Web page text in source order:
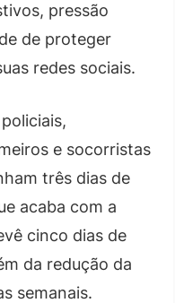
pressão
de proteger
redes sociais.
e socorristas
três dias de
acaba com a
cinco dias de
da redução da
semanais.